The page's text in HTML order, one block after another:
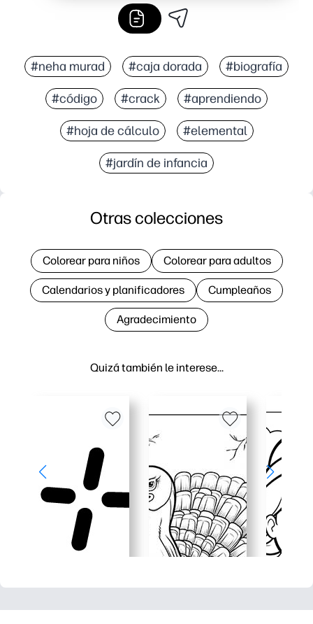
#neha murad #caja dorada #biografía
#código #crack #aprendiendo
#hoja de cálculo #elemental
#jardín de infancia
Quizá también le interese…
Otras colecciones
Colorear para niños Colorear para adultos
Calendarios y planificadores Cumpleaños
Agradecimiento